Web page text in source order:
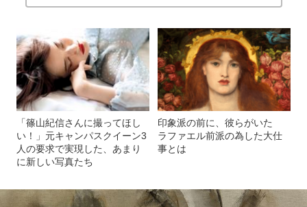
「篠山紀信さんに撮ってほし
い！」元キャンパスクイーン3
人の要求で実現した、あまり
に新しい写真たち
印象派の前に、彼らがいた
ラファエル前派の為した大仕
事とは